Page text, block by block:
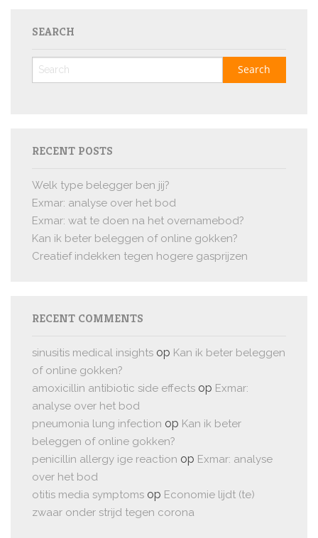
SEARCH
RECENT POSTS
Welk type belegger ben jij?
Exmar: analyse over het bod
Exmar: wat te doen na het overnamebod?
Kan ik beter beleggen of online gokken?
Creatief indekken tegen hogere gasprijzen
RECENT COMMENTS
sinusitis medical insights op Kan ik beter beleggen
of online gokken?
amoxicillin antibiotic side effects op Exmar:
analyse over het bod
pneumonia lung infection op Kan ik beter
beleggen of online gokken?
penicillin allergy ige reaction op Exmar: analyse
over het bod
otitis media symptoms op Economie lijdt (te)
zwaar onder strijd tegen corona